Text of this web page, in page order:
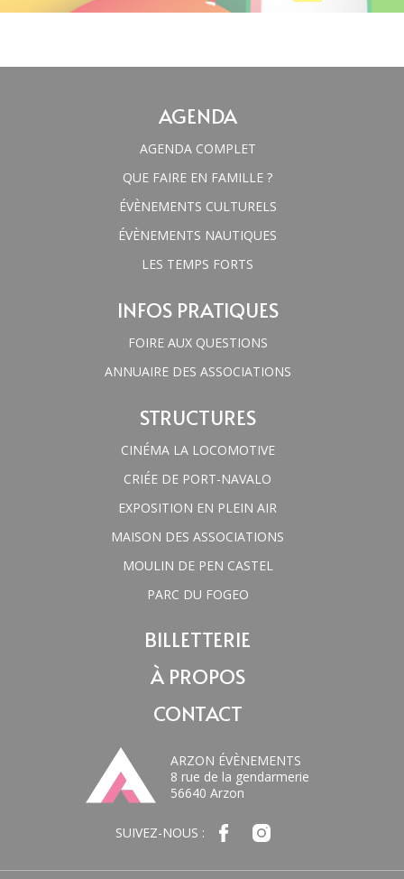
AGENDA
AGENDA COMPLET
QUE FAIRE EN FAMILLE ?
ÉVÈNEMENTS CULTURELS
ÉVÈNEMENTS NAUTIQUES
LES TEMPS FORTS
INFOS PRATIQUES
FOIRE AUX QUESTIONS
ANNUAIRE DES ASSOCIATIONS
STRUCTURES
CINÉMA LA LOCOMOTIVE
CRIÉE DE PORT-NAVALO
EXPOSITION EN PLEIN AIR
MAISON DES ASSOCIATIONS
MOULIN DE PEN CASTEL
PARC DU FOGEO
BILLETTERIE
À PROPOS
CONTACT
ARZON ÉVÈNEMENTS
8 rue de la gendarmerie
56640 Arzon
SUIVEZ-NOUS :